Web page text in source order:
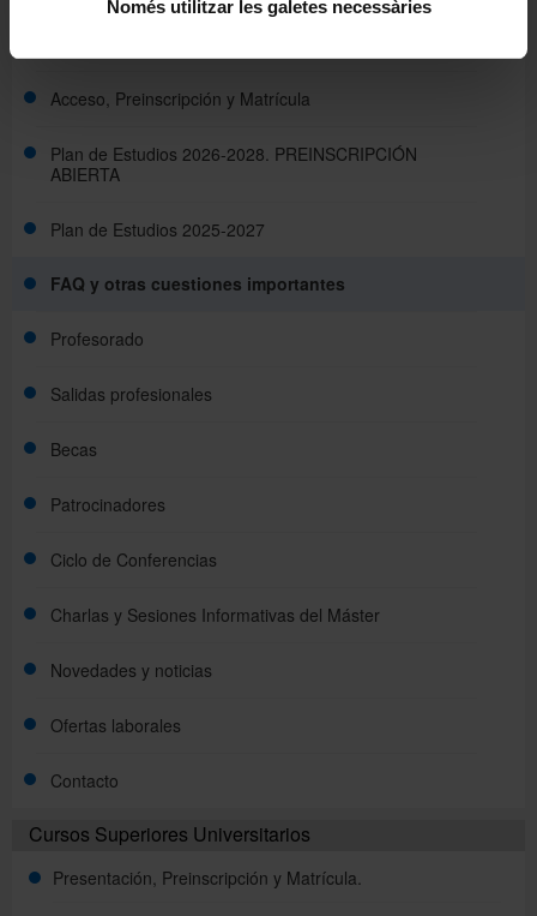
Només utilitzar les galetes necessàries
Acceso, Preinscripción y Matrícula
Plan de Estudios 2026-2028. PREINSCRIPCIÓN
ABIERTA
Plan de Estudios 2025-2027
FAQ y otras cuestiones importantes
Profesorado
Salidas profesionales
Becas
Patrocinadores
Ciclo de Conferencias
Charlas y Sesiones Informativas del Máster
Novedades y noticias
Ofertas laborales
Contacto
Cursos Superiores Universitarios
Presentación, Preinscripción y Matrícula.